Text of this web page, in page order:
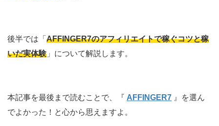
後半では「 AFFINGER7のアフィリエイトで稼ぐコツと稼
いだ実体験 」について解説します。
本記事を最後まで読むことで、『 AFFINGER7 』を選ん
でよかった！と心から思えますよ。